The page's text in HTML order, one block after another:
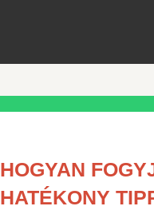
HOGYAN
HATÉKONY